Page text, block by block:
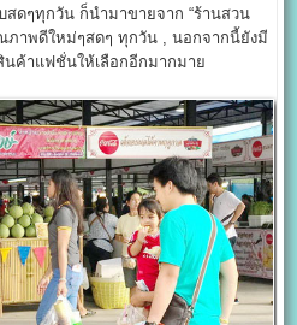
สดๆทุกวัน ก็นำมาขายจาก “ร้านสวน
ภาพดีใหม่ๆสดๆ ทุกวัน , นอกจากนี้ยังมี
นค้าแฟชั่นให้เลือกอีกมากมาย